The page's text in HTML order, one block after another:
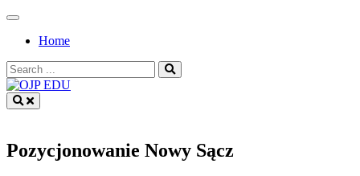
Skip
contentHome
Search
for:
Pozycjonowanie Nowy Sącz